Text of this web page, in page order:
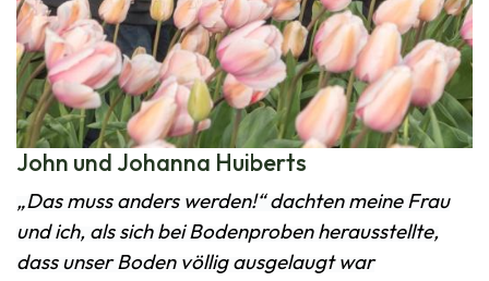
John und Johanna Huiberts
„Das muss anders werden!“ dachten meine Frau
und ich, als sich bei Bodenproben herausstellte,
dass unser Boden völlig ausgelaugt war